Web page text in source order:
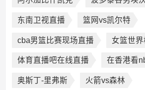
东南卫视直播 篮网vs凯尔特
cba男篮比赛现场直播 女篮世
体育直播吧在线直播 在香港看
奥斯丁-里弗斯 火箭vs森林